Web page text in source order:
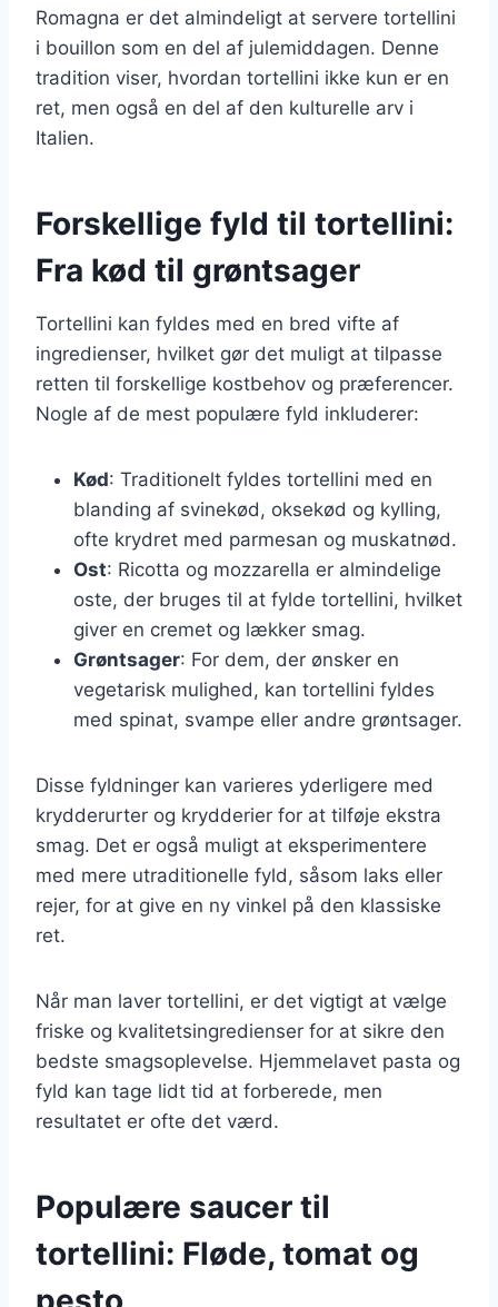
Romagna er det almindeligt at servere tortellini
i bouillon som en del af julemiddagen. Denne
tradition viser, hvordan tortellini ikke kun er en
ret, men også en del af den kulturelle arv i
Italien.
Forskellige fyld til tortellini:
Fra kød til grøntsager
Tortellini kan fyldes med en bred vifte af
ingredienser, hvilket gør det muligt at tilpasse
retten til forskellige kostbehov og præferencer.
Nogle af de mest populære fyld inkluderer:
Kød: Traditionelt fyldes tortellini med en
blanding af svinekød, oksekød og kylling,
ofte krydret med parmesan og muskatnød.
Ost: Ricotta og mozzarella er almindelige
oste, der bruges til at fylde tortellini, hvilket
giver en cremet og lækker smag.
Grøntsager: For dem, der ønsker en
vegetarisk mulighed, kan tortellini fyldes
med spinat, svampe eller andre grøntsager.
Disse fyldninger kan varieres yderligere med
krydderurter og krydderier for at tilføje ekstra
smag. Det er også muligt at eksperimentere
med mere utraditionelle fyld, såsom laks eller
rejer, for at give en ny vinkel på den klassiske
ret.
Når man laver tortellini, er det vigtigt at vælge
friske og kvalitetsingredienser for at sikre den
bedste smagsoplevelse. Hjemmelavet pasta og
fyld kan tage lidt tid at forberede, men
resultatet er ofte det værd.
Populære saucer til
tortellini: Fløde, tomat og